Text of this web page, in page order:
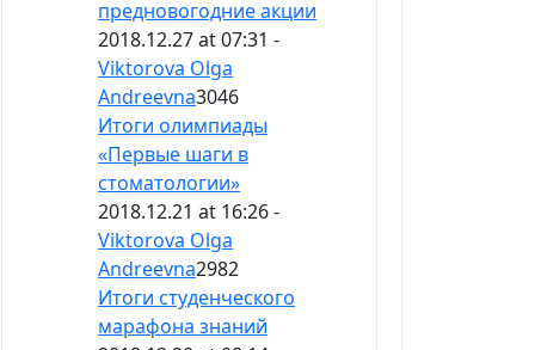
предновогодние акции
2018.12.27 at 07:31 -
Viktorova Olga
Andreevna3046
Итоги олимпиады
«Первые шаги в
стоматологии»
2018.12.21 at 16:26 -
Viktorova Olga
Andreevna2982
Итоги студенческого
марафона знаний